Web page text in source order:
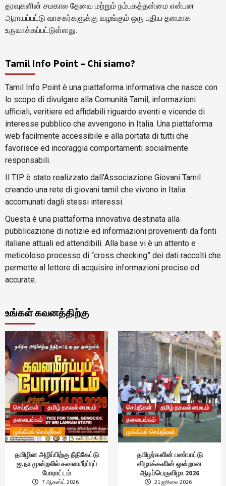
தரவுகளின் சமகால தேவை மற்றும் நம்பகத்தன்மை என்பன
ஆராயப்பட்டு வாசகர்களுக்கு வழங்கும் ஒரு புதிய தளமாக
உருவாக்கப்பட்டுள்ளது.
Tamil Info Point – Chi siamo?
Tamil Info Point è una piattaforma informativa che nasce con
lo scopo di divulgare alla Comunità Tamil, informazioni
ufficiali, veritiere ed affidabili riguardo eventi e vicende di
interesse pubblico che avvengono in Italia. Una piattaforma
web facilmente accessibile e alla portata di tutti che
favorisce ed incoraggia comportamenti socialmente
responsabili.
Il TIP è stato realizzato dall’Associazione Giovani Tamil
creando una rete di giovani tamil che vivono in Italia
accomunati dagli stessi interessi.
Questa è una piattaforma innovativa destinata alla
pubblicazione di notizie ed informazioni provenienti da fonti
italiane attuali ed attendibili. Alla base vi è un attento e
meticoloso processo di “cross checking” dei dati raccolti che
permette al lettore di acquisire informazioni precise ed
accurate.
உங்கள் கவனத்திற்கு
செய்திகள்
தமிழ் தகவல் மையம்
தலையங்கம்
முக்கியச் செய்திகள்
தமிழின அழிப்பிற்கு நீதிகேட்டு
ஐ.நா முன்றலில் கவனயீர்ப்புப்
போராட்டம்
7 ஆகஸ்ட் 2026
செய்திகள்
தமிழ் தகவல் மையம்
தலையங்கம்
முக்கியச் செய்திகள்
தமிழர்களின் பண்பாட்டு
விழாக்களின் ஒன்றான
ஆடிப்பெருவிழா 2026
21 ஜூலை 2026